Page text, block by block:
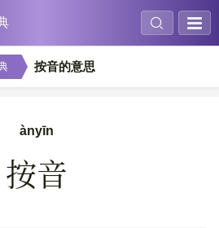
按音的意思
ànyīn
按音